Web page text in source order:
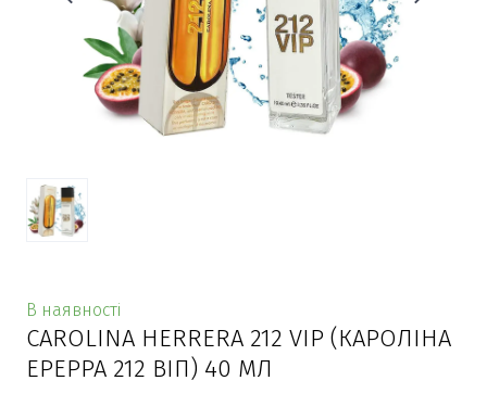
В наявності
CAROLINA HERRERA 212 VIP (КАРОЛІНА
ЕРЕРРА 212 ВІП) 40 МЛ